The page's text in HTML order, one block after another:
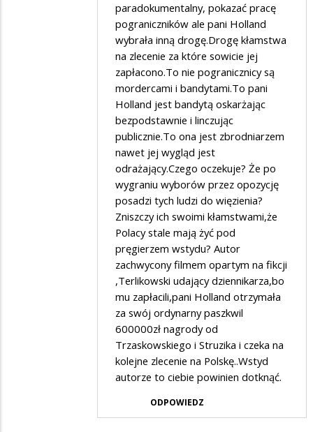
paradokumentalny, pokazać pracę
pograniczników ale pani Holland
wybrała inną drogę.Drogę kłamstwa
na zlecenie za które sowicie jej
zapłacono.To nie pogranicznicy są
mordercami i bandytami.To pani
Holland jest bandytą oskarżając
bezpodstawnie i linczując
publicznie.To ona jest zbrodniarzem
nawet jej wygląd jest
odrażający.Czego oczekuje? Że po
wygraniu wyborów przez opozycję
posadzi tych ludzi do więzienia?
Zniszczy ich swoimi kłamstwami,że
Polacy stale mają żyć pod
pręgierzem wstydu? Autor
zachwycony filmem opartym na fikcji
,Terlikowski udający dziennikarza,bo
mu zapłacili,pani Holland otrzymała
za swój ordynarny paszkwil
600000zł nagrody od
Trzaskowskiego i Struzika i czeka na
kolejne zlecenie na Polskę..Wstyd
autorze to ciebie powinien dotknąć.
ODPOWIEDZ